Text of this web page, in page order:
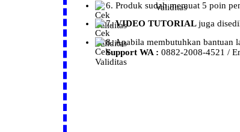
6. Produk sudah memuat 5 poin
7.VIDEO TUTORIALjuga
8. Apabila membutuhkan bantuan
Support WA : 0882-2008-4521 /